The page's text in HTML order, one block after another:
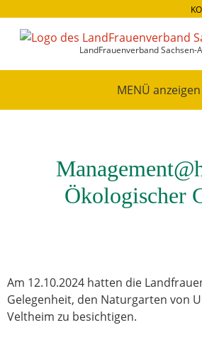
LandFrauenverband Sachsen-
MENÜ
Ökologischer
Am 12.10.2024 hatten die
Gelegenheit, den Naturgarten von
Veltheim zu besichtigen.